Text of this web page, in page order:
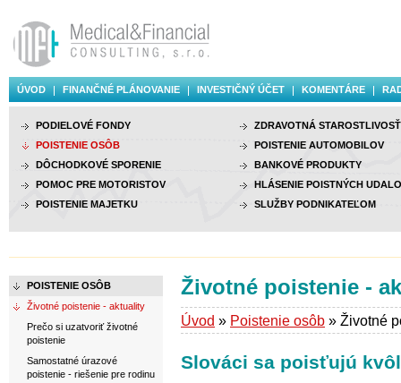
ÚVOD FINANČNÉ PLÁNOVANIE INVESTIČNÝ ÚČET KOMENTÁRE
PODIELOVÉ FONDY
POISTENIE OSÔB
DÔCHODKOVÉ SPORENIE
POMOC PRE MOTORISTOV
POISTENIE MAJETKU
ZDRAVOTNÁ STAROSTLIVOSŤ
POISTENIE AUTOMOBILOV
BANKOVÉ PRODUKTY
HLÁSENIE POISTNÝCH
SLUŽBY PODNIKATEĽOM
POISTENIE OSÔB
Životné poistenie - aktuality
Prečo si uzatvoriť životné
poistenie
Samostatné úrazové
poistenie - riešenie pre rodinu
Životné poistenie -
Úvod » Poistenie osôb » Životné
Slováci sa poisťujú